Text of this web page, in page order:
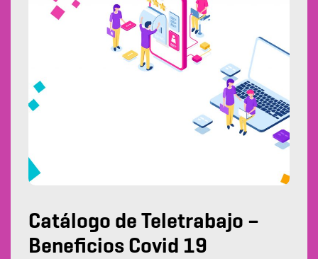
Catálogo de Teletrabajo –
Beneficios Covid 19